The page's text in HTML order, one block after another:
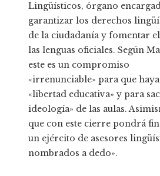
Lingüísticos, órgano
garantizar los derechos
de la ciudadanía y fomentar
las lenguas oficiales. Según
este es un compromiso
«irrenunciable» para que haya
«libertad educativa» y para
ideología» de las aulas.
que con este cierre pondrá
un ejército de asesores
nombrados a dedo».